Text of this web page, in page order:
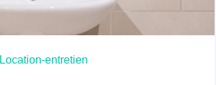
Location-entretien